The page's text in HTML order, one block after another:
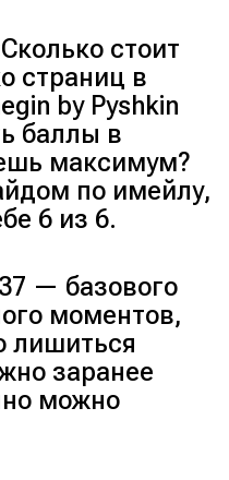
стоит
страниц в
by Pyshkin
баллы в
максимум?
по имейлу,
6 из 6.
— базового
моментов,
лишиться
заранее
можно